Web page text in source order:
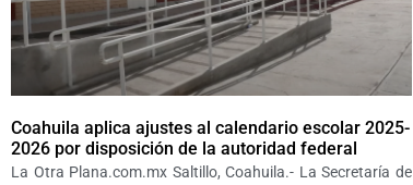
Coahuila aplica ajustes al calendario escolar 2025-
2026 por disposición de la autoridad federal
La Otra Plana.com.mx Saltillo, Coahuila.- La Secretaría de